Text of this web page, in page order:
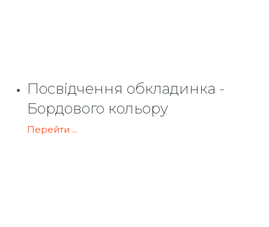
Посвідчення обкладинка -
Бордового кольору
Перейти ...